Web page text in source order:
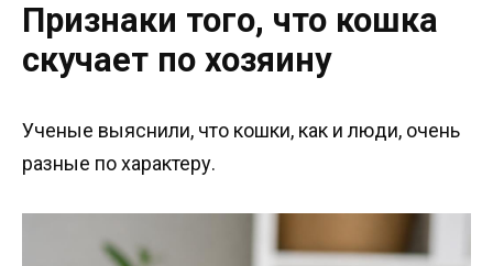
Признаки того, что кошка
скучает по хозяину
Ученые выяснили, что кошки, как и люди, очень
разные по характеру.